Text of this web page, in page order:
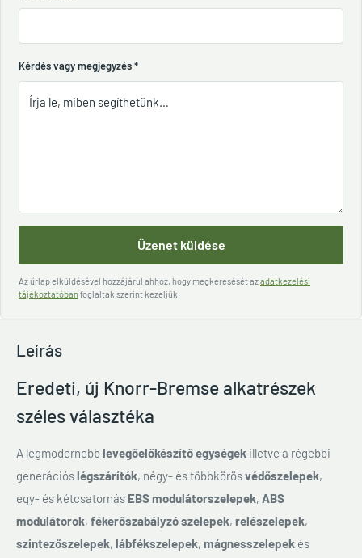
Kérdés vagy megjegyzés*
Üzenet küldése
Az űrlap elküldésével hozzájárul ahhoz, hogy megkeresését azadatkezelési
tájékoztatóban foglaltak szerint kezeljük.
Leírás
Eredeti, új Knorr-Bremse alkatrészek
széles választéka
A legmodernebblevegőelőkészítő egységek illetve a régebbi
generációslégszárítók, négy- és többkörösvédőszelepek,
egy- és kétcsatornás EBS modulátorszelepek, ABS
modulátorok, fékerőszabályzó szelepek, relészelepek,
szintezőszelepek, lábfékszelepek, mágnesszelepek és